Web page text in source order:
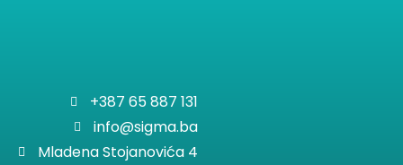
+387 65 887 131
info@sigma.ba
Mladena Stojanovića 4